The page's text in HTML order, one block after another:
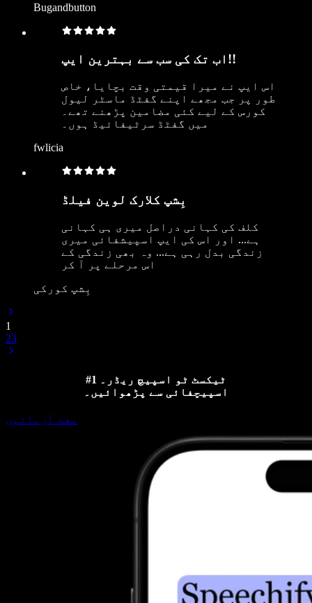
Bugandbutton
اب تک کی سب سے بہترین ایپ!!
اس ایپ نے میرا قیمتی وقت بچایا، خاص
طور پر جب مجھے اپنے گفٹڈ ماسٹر لیول
کورس کے لیے کئی مضامین پڑھنے تھے۔
میں گفٹڈ سرٹیفائیڈ ہوں۔
fwlicia
بِشپ کلارک لوین فیلڈ
کلف کی کہانی دراصل میری ہی کہانی
ہے... اور اس کی ایپ اسپیشفائی میری
زندگی بدل رہی ہے... وہ بھی زندگی کے
اس مرحلے پر آ کر
بِشپ کورکی
1
23
#1 ٹیکسٹ ٹو اسپیچ ریڈر۔
اسپیچفائی سے پڑھوائیں۔
مفت آزمائیں